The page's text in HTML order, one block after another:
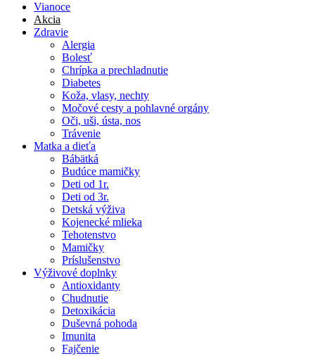
Vianoce
Akcia
Zdravie
Alergia
Bolesť
Chrípka a prechladnutie
Diabetes
Koža, vlasy, nechty
Močové cesty a pohlavné orgány
Oči, uši, ústa, nos
Trávenie
Matka a dieťa
Bábätká
Budúce mamičky
Deti od 1r.
Deti od 3r.
Detská výživa
Kojenecké mlieka
Tehotenstvo
Mamičky
Príslušenstvo
Výživové doplnky
Antioxidanty
Chudnutie
Detoxikácia
Duševná pohoda
Imunita
Fajčenie